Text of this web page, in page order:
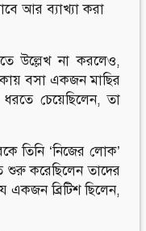
আর ব্যাখ্যা করা
উল্লেখ না করলেও,
বসা একজন মাছির
চেয়েছিলেন, তা
তিনি ‘নিজের লোক’
শুরু করেছিলেন তাদের
একজন ব্রিটিশ ছিলেন,